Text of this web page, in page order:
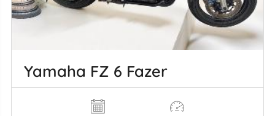
Yamaha FZ 6 Fazer